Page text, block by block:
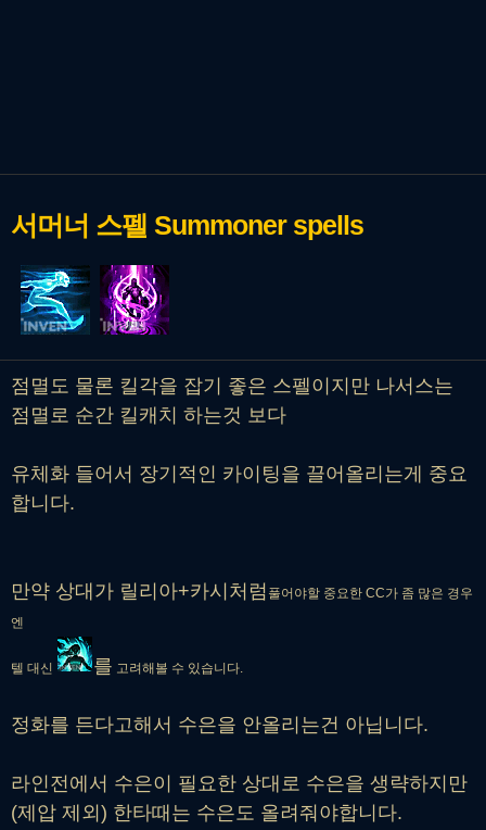
서머너 스펠 Summoner spells
점멸도 물론 킬각을 잡기 좋은 스펠이지만 나서스는
점멸로 순간 킬캐치 하는것 보다
유체화 들어서 장기적인 카이팅을 끌어올리는게 중요
합니다.
만약 상대가 릴리아+카시처럼 풀어야할 중요한 CC가 좀 많은 경우
엔
텔 대신 를 고려해볼 수 있습니다.
정화를 든다고해서 수은을 안올리는건 아닙니다.
라인전에서 수은이 필요한 상대로 수은을 생략하지만
(제압 제외) 한타때는 수은도 올려줘야합니다.